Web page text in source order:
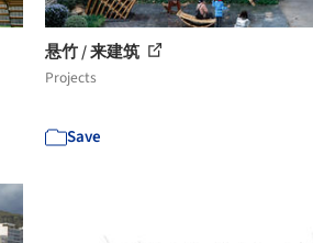
悬竹 / 来建筑
Projects
Save